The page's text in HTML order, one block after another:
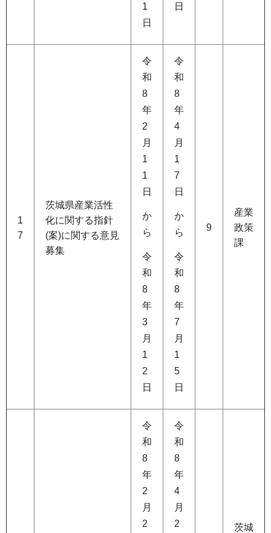
1
日
日
1
7
茨城県産業活性
化に関する指針
(案)に関する意見
募集
令
和
8
年
2
月
1
1
日
か
ら
令
和
8
年
3
月
1
2
日
令
和
8
年
4
月
1
7
日
か
ら
令
和
8
年
7
月
1
5
日
9
産業
政策
課
令
和
8
年
2
月
2
令
和
8
年
4
月
2
茨城